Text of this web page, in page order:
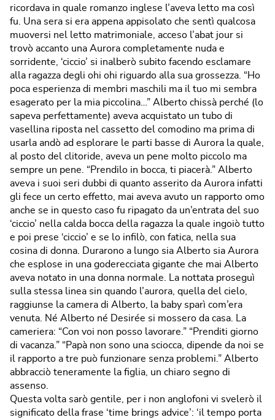
ricordava in quale romanzo inglese l’aveva letto ma così
fu. Una sera si era appena appisolato che sentì qualcosa
muoversi nel letto matrimoniale, acceso l’abat jour si
trovò accanto una Aurora completamente nuda e
sorridente, ‘ciccio’ si inalberò subito facendo esclamare
alla ragazza degli ohi ohi riguardo alla sua grossezza. “Ho
poca esperienza di membri maschili ma il tuo mi sembra
esagerato per la mia piccolina…” Alberto chissà perché (lo
sapeva perfettamente) aveva acquistato un tubo di
vasellina riposta nel cassetto del comodino ma prima di
usarla andò ad esplorare le parti basse di Aurora la quale,
al posto del clitoride, aveva un pene molto piccolo ma
sempre un pene. “Prendilo in bocca, ti piacerà.” Alberto
aveva i suoi seri dubbi di quanto asserito da Aurora infatti
gli fece un certo effetto, mai aveva avuto un rapporto omo
anche se in questo caso fu ripagato da un’entrata del suo
‘ciccio’ nella calda bocca della ragazza la quale ingoiò tutto
e poi prese ‘ciccio’ e se lo infilò, con fatica, nella sua
cosina di donna. Durarono a lungo sia Alberto sia Aurora
che esplose in una goderecciata gigante che mai Alberto
aveva notato in una donna normale. La nottata proseguì
sulla stessa linea sin quando l’aurora, quella del cielo,
raggiunse la camera di Alberto, la baby sparì com’era
venuta. Né Alberto né Desirée si mossero da casa. La
cameriera: “Con voi non posso lavorare.” “Prenditi giorno
di vacanza.” “Papà non sono una sciocca, dipende da noi se
il rapporto a tre può funzionare senza problemi.” Alberto
abbracciò teneramente la figlia, un chiaro segno di
assenso.
Questa volta sarò gentile, per i non anglofoni vi svelerò il
significato della frase ‘time brings advice’: ‘il tempo porta